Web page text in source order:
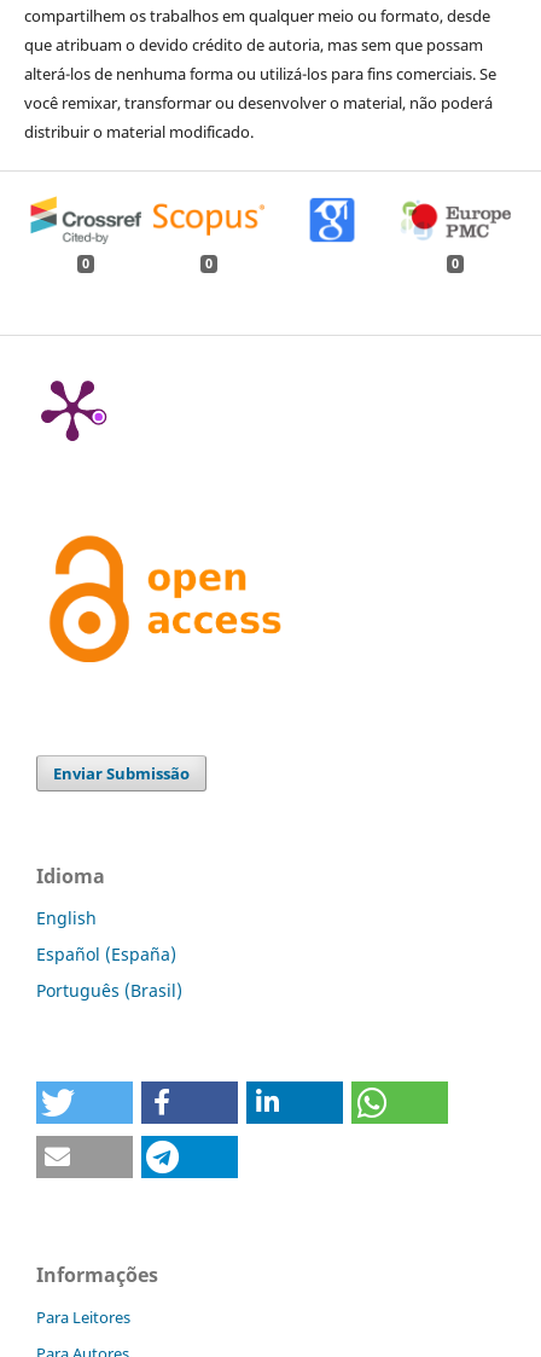
compartilhem os trabalhos em qualquer meio ou formato, desde
que atribuam o devido crédito de autoria, mas sem que possam
alterá-los de nenhuma forma ou utilizá-los para fins comerciais. Se
você remixar, transformar ou desenvolver o material, não poderá
distribuir o material modificado.
0 0 0
Enviar Submissão
Idioma
English
Español (España)
Português (Brasil)
Informações
Para Leitores